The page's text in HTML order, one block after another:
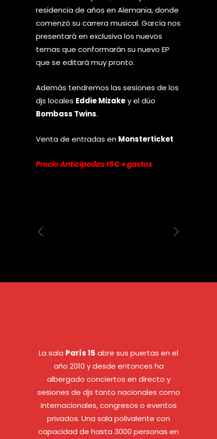
residencia de años en Alemania, donde
comenzó su carrera musical. García nos
presentará en exclusiva los nuevos
temas que conformarán su nuevo EP
que se editará muy pronto.
Además tendremos las sesiones de los
djs locales Eddie Mizakey el dúo
Bombass Twins.
Venta de entradas en Monsterticket
Precio Anticipadas 15€ + gastos
La sala París 15 abre sus puertas en el
año 2010 y desde entonces ha
albergado conciertos en directo y
sesiones de djs tanto nacionales como
internacionales, congresos o eventos
privados. Una sala polivalente con
capacidad de hasta 3000 personas en